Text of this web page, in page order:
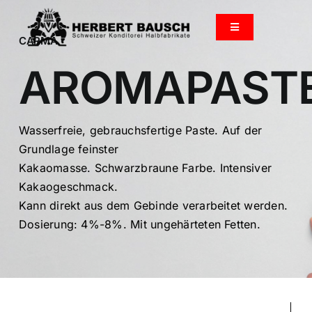
Inhalt
springen
Toggle
Navigation
ÜBER UNS
GALERIE
CARMA
Wasserfreie, gebrauchsfertige Paste. Auf der
Grundlage feinster
Kakaomasse. Schwarzbraune Farbe. Intensiver
Kakaogeschmack.
Kann direkt aus dem Gebinde verarbeitet werden.
Dosierung: 4%-8%. Mit ungehärteten Fetten.